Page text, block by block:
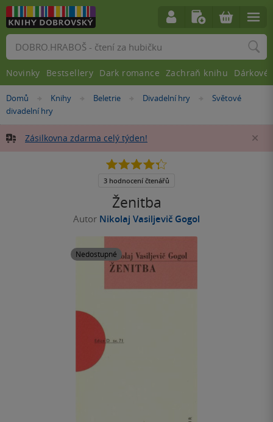
Nacházíte
se
Domů »Knihy »
Beletrie »
Divadelní hry »
Světové
divadelní hry
Zásilkovna zdarma celý týden!
Ženitba
Autor Nikolaj Vasiljevič Gogol
Nedostupné
4.3
5
3 hodnocení čtenářů
Vyhledávání
Novinky Bestsellery Dark romance Zachraň knihu Dárkové